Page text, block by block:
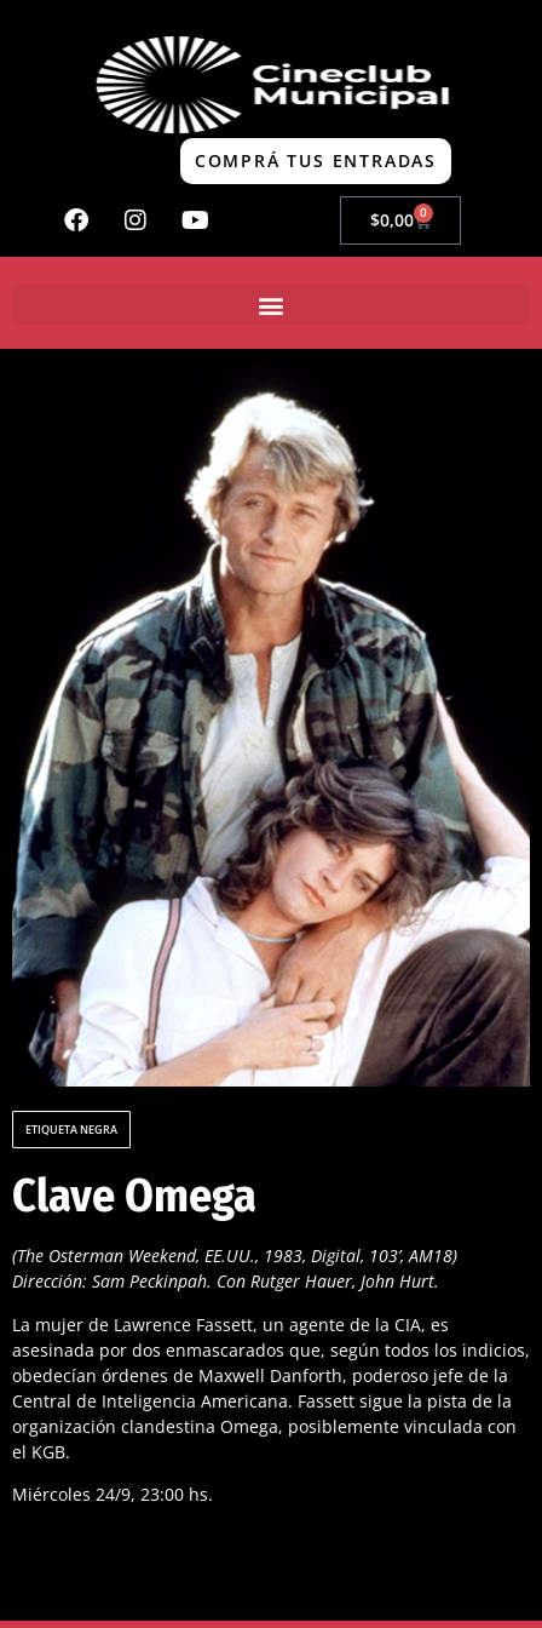
COMPRÁ TUS ENTRADAS
$0,00 0
ETIQUETA NEGRA
Clave Omega
(The Osterman Weekend, EE.UU., 1983, Digital, 103’, AM18)
Dirección: Sam Peckinpah. Con Rutger Hauer, John Hurt.
La mujer de Lawrence Fassett, un agente de la CIA, es
asesinada por dos enmascarados que, según todos los indicios,
obedecían órdenes de Maxwell Danforth, poderoso jefe de la
Central de Inteligencia Americana. Fassett sigue la pista de la
organización clandestina Omega, posiblemente vinculada con
el KGB.
Miércoles 24/9, 23:00 hs.